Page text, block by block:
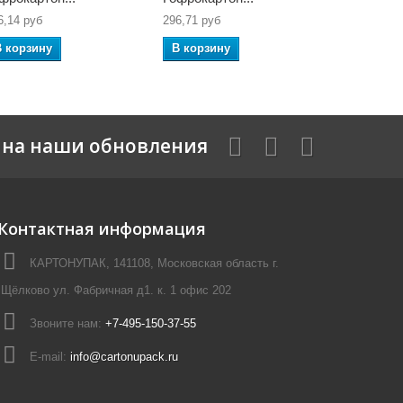
руб
корзину
296,71 руб
В корзину
наши обновления
Контактная информация
КАРТОНУПАК, 141108, Московская область г.
Щёлково ул. Фабричная д1. к. 1 офис 202
Звоните нам: +7-495-150-37-55
E-mail: info@cartonupack.ru